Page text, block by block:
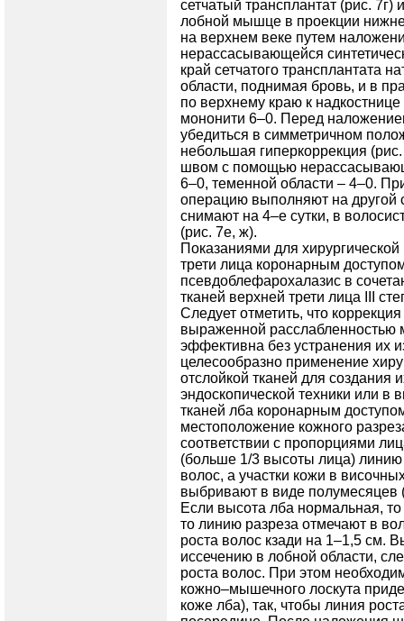
сетчатый трансплантат (рис.
лобной мышце в проекции
на верхнем веке путем
нерассасывающейся
край сетчатого трансплантата
области, поднимая бровь, и в
по верхнему краю к
мононити 6–0. Перед
убедиться в симметричном
небольшая гиперкоррекция
швом с помощью
6–0, теменной области – 4–0.
операцию выполняют на
снимают на 4–е сутки, в
(рис. 7е, ж).
Показаниями для
трети лица коронарным
псевдоблефарохалазис в
тканей верхней трети лица III
Следует отметить, что
выраженной расслабленностью
эффективна без устранения их
целесообразно применение
отслойкой тканей для создания
эндоскопической техники или в
тканей лба коронарным
местоположение кожного
соответствии с пропорциями
(больше 1/3 высоты лица) линию
волос, а участки кожи в
выбривают в виде полумесяцев
Если высота лба нормальная, то
то линию разреза отмечают в
роста волос кзади на 1–1,5 см.
иссечению в лобной области,
роста волос. При этом
кож­но–мы­шечного лоскута
коже лба), так, чтобы линия